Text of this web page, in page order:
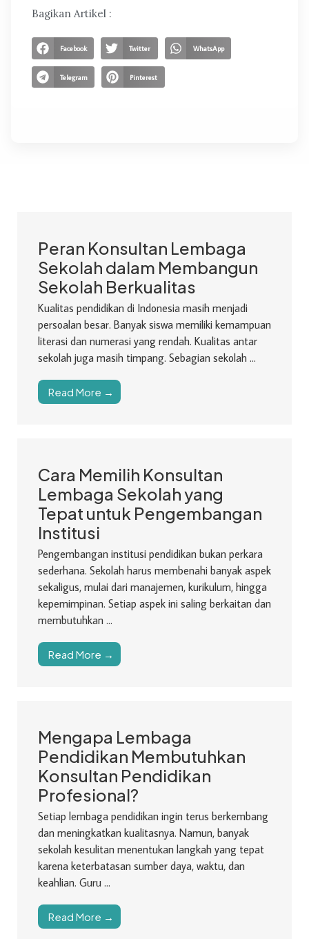
Bagikan Artikel :
Facebook Twitter WhatsApp
Telegram Pinterest
Peran Konsultan Lembaga
Sekolah dalam Membangun
Sekolah Berkualitas
Kualitas pendidikan di Indonesia masih menjadi
persoalan besar. Banyak siswa memiliki kemampuan
literasi dan numerasi yang rendah. Kualitas antar
sekolah juga masih timpang. Sebagian sekolah ...
Read More →
Cara Memilih Konsultan
Lembaga Sekolah yang
Tepat untuk Pengembangan
Institusi
Pengembangan institusi pendidikan bukan perkara
sederhana. Sekolah harus membenahi banyak aspek
sekaligus, mulai dari manajemen, kurikulum, hingga
kepemimpinan. Setiap aspek ini saling berkaitan dan
membutuhkan ...
Read More →
Mengapa Lembaga
Pendidikan Membutuhkan
Konsultan Pendidikan
Profesional?
Setiap lembaga pendidikan ingin terus berkembang
dan meningkatkan kualitasnya. Namun, banyak
sekolah kesulitan menentukan langkah yang tepat
karena keterbatasan sumber daya, waktu, dan
keahlian. Guru ...
Read More →